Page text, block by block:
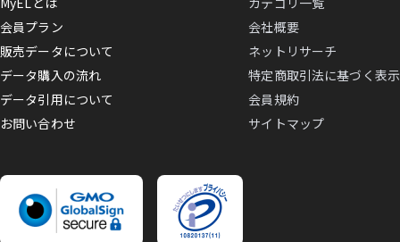
会員プラン
販売データについて
データ購入の流れ
データ引用について
お問い合わせ
会社概要
ネットリサーチ
特定商取引法に基づく表示
会員規約
サイトマップ